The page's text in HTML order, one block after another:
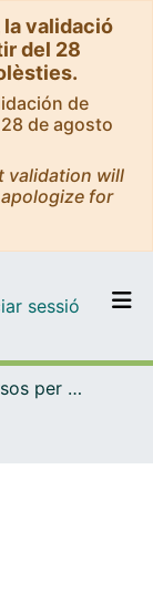
validació
del 28
de
de agosto
validation will
for
el DD
sessió (current)
Centre de Recursos per a l'Aprenentatge i la Investigació (CRAI-UB) - Institucional